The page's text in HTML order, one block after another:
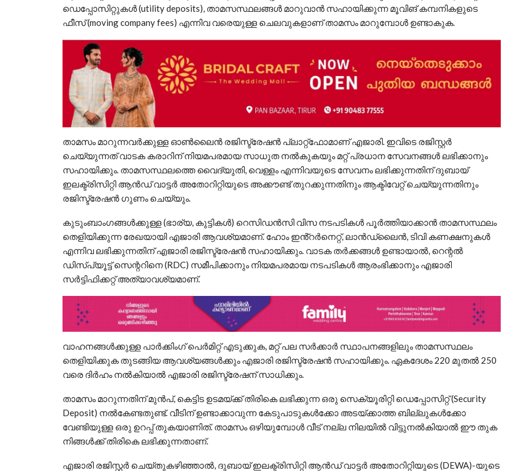
ഡെപ്പോസിറ്റുകൾ (utility deposits), താമസസ്ഥലങ്ങൾ മാറുവാൻ സഹായിക്കുന്ന മൂവിങ് കമ്പനികളുടെ
ഫീസ് (moving company fees) എന്നിവ വരെയുള്ള ചെലവുകളാണ് താമസം മാറുമ്പോൾ ഉണ്ടാകുക.
താമസം മാറുന്നവർക്കുള്ള ഓൺലൈൻ രജിസ്ട്രേഷൻ പ്ലാറ്റ്ഫോമാണ് എജാരി. ഇവിടെ രജിസ്റ്റർ
ചെയ്യുന്നത് വാടക കരാറിന് നിയമപരമായ സാധുത നൽകുകയും മറ്റ് പ്രധാന സേവനങ്ങൾ ലഭിക്കാനും
സഹായിക്കും. താമസസ്ഥലത്തെ വൈദ്യുതി, വെള്ളം എന്നിവയുടെ സേവനം ലഭിക്കുന്നതിന് ദുബായ്
ഇലക്ട്രിസിറ്റി ആൻഡ് വാട്ടർ അതോറിറ്റിയുടെ അക്കൗണ്ട് തുറക്കുന്നതിനും ആക്ടിവേറ്റ് ചെയ്യുന്നതിനും
രജിസ്ട്രേഷൻ​ ​ഗുണം ചെയ്യും.
കുടുംബാംഗങ്ങൾക്കുള്ള (ഭാര്യ, കുട്ടികൾ) റെസിഡൻസി വിസ നടപടികൾ പൂർത്തിയാക്കാൻ താമസസ്ഥലം
തെളിയിക്കുന്ന രേഖയായി എജാരി ആവശ്യമാണ്. ഹോം ഇൻ്റർനെറ്റ്, ലാൻഡ്‌ലൈൻ, ടിവി കണക്ഷനുകൾ
എന്നിവ ലഭിക്കുന്നതിന് എജാരി രജിസ്ട്രേഷൻ സഹായിക്കും. വാടക തർക്കങ്ങൾ ഉണ്ടായാൽ, റെന്റൽ
ഡിസ്‌പ്യൂട്ട് സെന്ററിനെ (RDC) സമീപിക്കാനും നിയമപരമായ നടപടികൾ ആരംഭിക്കാനും എജാരി
സർട്ടിഫിക്കറ്റ് അത്യാവശ്യമാണ്.
വാഹനങ്ങൾക്കുള്ള പാർക്കിംഗ് പെർമിറ്റ് എടുക്കുക, മറ്റ് പല സർക്കാർ സ്ഥാപനങ്ങളിലും താമസസ്ഥലം
തെളിയിക്കുക തുടങ്ങിയ ആവശ്യങ്ങൾക്കും എജാരി രജിസ്ട്രേഷൻ സഹായിക്കും. ഏകദേശം 220 മുതൽ 250
വരെ ദിർഹം നൽകിയാൽ എജാരി രജിസ്ട്രേഷന് സാധിക്കും.
താമസം മാറുന്നതിന് മുൻപ്, കെട്ടിട ഉടമയ്ക്ക് തിരികെ ലഭിക്കുന്ന ഒരു സെക്യൂരിറ്റി ഡെപ്പോസിറ്റ് (Security
Deposit) നൽകേണ്ടതുണ്ട്. വീടിന് ഉണ്ടാക്കാവുന്ന കേടുപാടുകൾക്കോ അടയ്ക്കാത്ത ബില്ലുകൾക്കോ
വേണ്ടിയുള്ള ഒരു ഉറപ്പ് തുകയാണിത്. താമസം ഒഴിയുമ്പോൾ വീട് നല്ല നിലയിൽ വിട്ടുനൽകിയാൽ ഈ തുക
നിങ്ങൾക്ക് തിരികെ ലഭിക്കുന്നതാണ്.
എജാരി രജിസ്റ്റർ ചെയ്തുകഴിഞ്ഞാൽ, ദുബായ് ഇലക്ട്രിസിറ്റി ആൻഡ് വാട്ടർ അതോറിറ്റിയുടെ (DEWA)-യുടെ